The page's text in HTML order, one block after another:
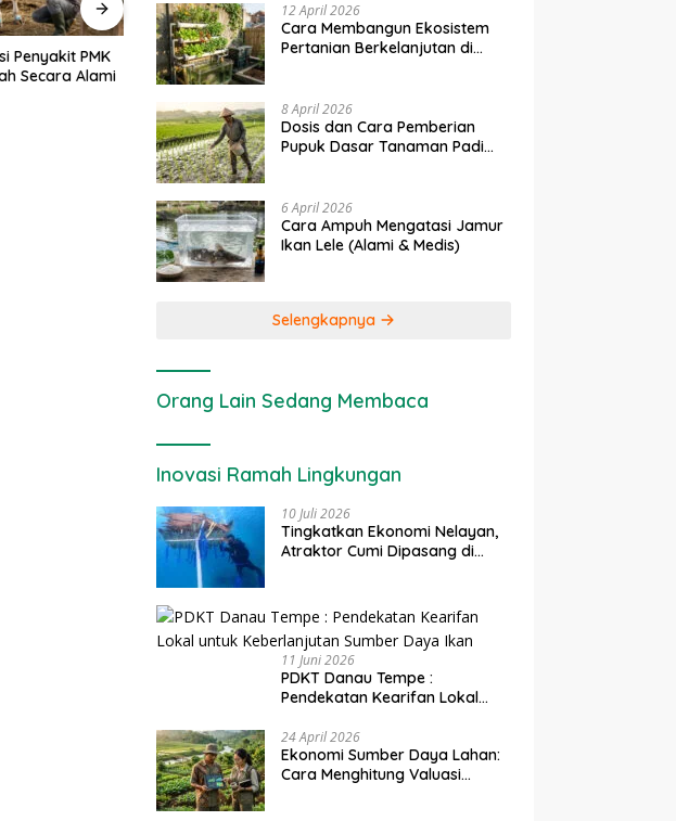
Pemupukan
Fase
Tepat
Penerapan IoT dalam
Pertanian Modern di Indonesia
Ekonomi Sumber Daya Lahan:
12 April 2026
Cara Membangun Ekosistem
Pertanian Berkelanjutan di
8 April 2026
Dosis dan Cara Pemberian
Pupuk Dasar Tanaman Padi
6 April 2026
Cara Ampuh Mengatasi Jamur
Ikan Lele (Alami & Medis)
Selengkapnya
Orang Lain Sedang Membaca
Inovasi Ramah Lingkungan
10 Juli 2026
Tingkatkan Ekonomi Nelayan,
Atraktor Cumi Dipasang di
11 Juni 2026
PDKT Danau Tempe :
Pendekatan Kearifan Lokal
Daya Ikan
24 April 2026
Ekonomi Sumber Daya Lahan:
Cara Menghitung Valuasi